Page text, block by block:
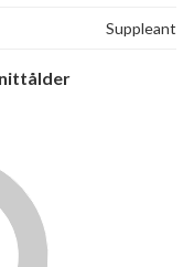
Suppleant